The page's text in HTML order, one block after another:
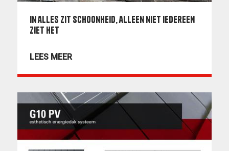
In alles zit schoonheid, alleen niet iedereen
ziet het
LEES MEER